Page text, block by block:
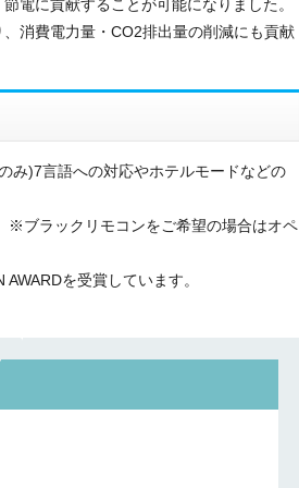
電に貢献することが可能になりました。
消費電力量・CO2排出量の削減にも貢献
み)7言語への対応やホテルモードなどの
※ブラックリモコンをご希望の場合はオペ
を受賞しています。